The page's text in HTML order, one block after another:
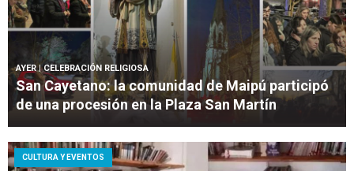
AYER| CELEBRACIÓN RELIGIOSA
San Cayetano: la comunidad de Maipú participó
de una procesión en la Plaza San Martín
CULTURA Y EVENTOS